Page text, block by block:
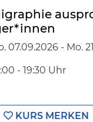
07.09.2026 - Mo.
- 19:30 Uhr
KURS MERKEN